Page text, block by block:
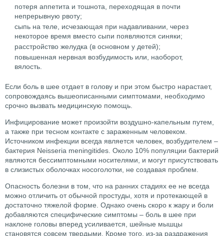
потеря аппетита и тошнота, переходящая в почти
непрерывную рвоту;
сыпь на теле, исчезающая при надавливании, через
некоторое время вместо сыпи появляются синяки;
расстройство желудка (в основном у детей);
повышенная нервная возбудимость или, наоборот,
вялость.
Если боль в шее отдает в голову и при этом быстро нарастает,
сопровождаясь вышеописанными симптомами, необходимо
срочно вызвать медицинскую помощь.
Инфицирование может произойти воздушно-капельным путем,
а также при тесном контакте с зараженным человеком.
Источником инфекции всегда является человек, возбудителем –
бактерия Neisseria meningitides. Около 10% популяции бактерий
являются бессимптомными носителями, и могут присутствовать
в слизистых оболочках носоголотки, не создавая проблем.
Опасность болезни в том, что на ранних стадиях ее не всегда
можно отличить от обычной простуды, хотя и протекающей в
достаточно тяжелой форме. Однако очень скоро к жару и боли
добавляются специфические симптомы – боль в шее при
наклоне головы вперед усиливается, шейные мышцы
становятся совсем твердыми. Кроме того, из-за раздражения